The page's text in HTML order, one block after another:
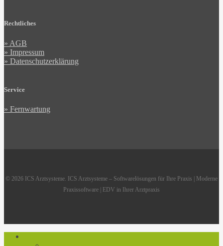
Rechtliches
» AGB
» Impressum
» Datenschutzerklärung
Service
» Fernwartung
© 2026 ICS Arztsysteme. ICS Arztsysteme – Softwarelösungen für Ihre Praxis | Moderne
Praxissoftware | EDV in Ihrer Arztpraxis
Close